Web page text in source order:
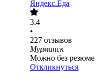
Яндекс.Еда
3.4
•
227 отзывов
Мурманск
Можно без резюме
Откликнуться